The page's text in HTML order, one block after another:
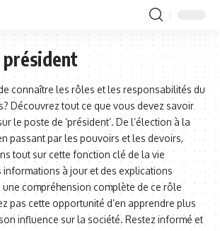
président
connaître les rôles et les responsabilités du
Découvrez tout ce que vous devez savoir
le poste de ‘président’. De l’élection à la
passant par les pouvoirs et les devoirs,
tout sur cette fonction clé de la vie
informations à jour et des explications
compréhension complète de ce rôle
pas cette opportunité d’en apprendre plus
influence sur la société. Restez informé et